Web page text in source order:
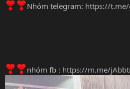
Nhóm telegram: https://
nhóm fb : https://m.me/